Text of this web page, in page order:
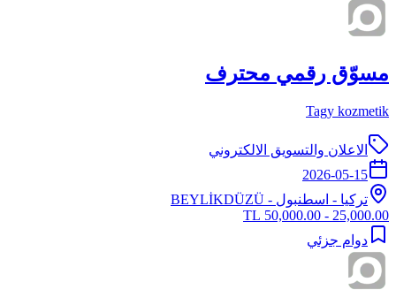
مسوّق رقمي محترف
Tagy kozmetik
الاعلان والتسويق الالكتروني
2026-05-15
تركيا - اسطنبول - BEYLİKDÜZÜ
25,000.00 - 50,000.00 TL
دوام جزئي